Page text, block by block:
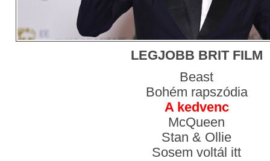
LEGJOBB BRIT FILM
Beast
Bohém rapszódia
A kedvenc
McQueen
Stan & Ollie
Sosem voltál itt